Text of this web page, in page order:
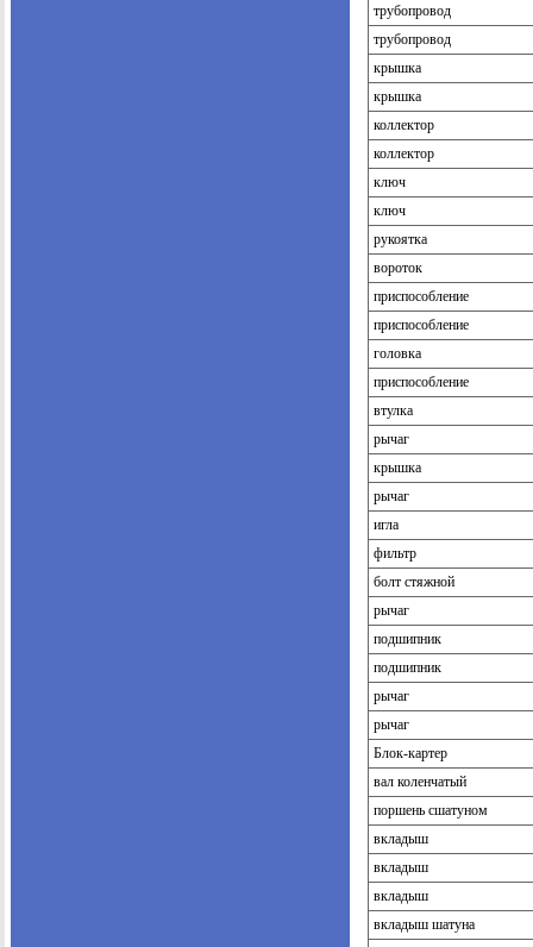
трубопровод
трубопровод
крышка
крышка
коллектор
коллектор
ключ
ключ
рукоятка
вороток
приспособление
приспособление
головка
приспособление
втулка
рычаг
крышка
рычаг
игла
фильтр
болт стяжной
рычаг
подшипник
подшипник
рычаг
рычаг
Блок-картер
вал коленчатый
поршень сшатуном
вкладыш
вкладыш
вкладыш
вкладыш шатуна